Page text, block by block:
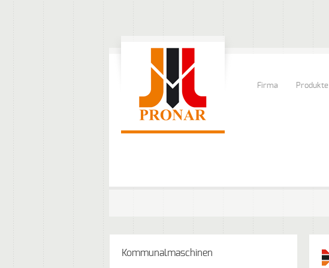
Firma Produkte
Kommunalmaschinen